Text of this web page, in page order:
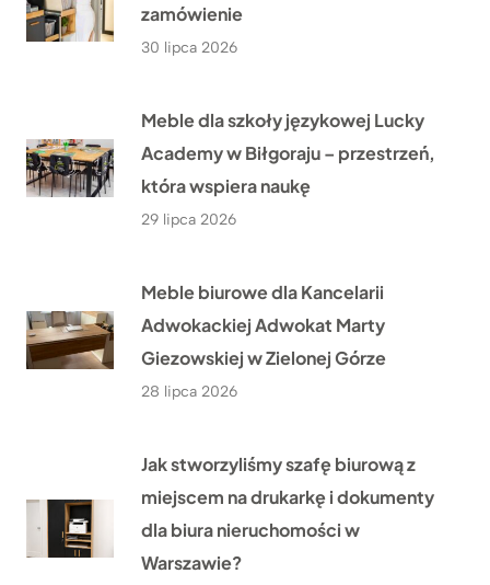
zamówienie
30 lipca 2026
Meble dla szkoły językowej Lucky
Academy w Biłgoraju – przestrzeń,
która wspiera naukę
29 lipca 2026
Meble biurowe dla Kancelarii
Adwokackiej Adwokat Marty
Giezowskiej w Zielonej Górze
28 lipca 2026
Jak stworzyliśmy szafę biurową z
miejscem na drukarkę i dokumenty
dla biura nieruchomości w
Warszawie?